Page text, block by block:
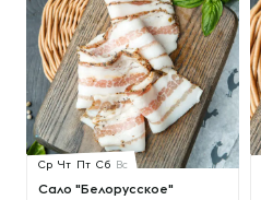
Ср Чт Пт Сб Вс
Сало "Белорусское"